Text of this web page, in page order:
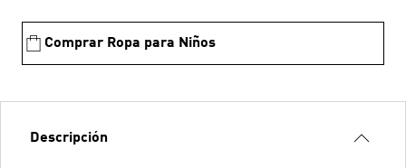
Comprar Ropa para Niños
Descripción